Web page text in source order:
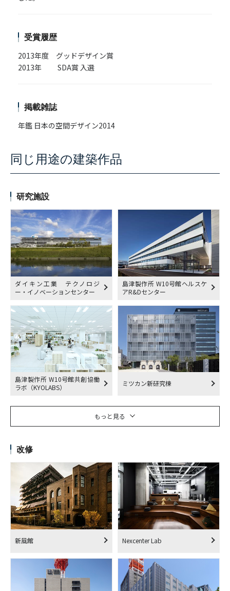
受賞履歴
2013年度 グッドデザイン賞
2013年 SDA賞 入選
掲載雑誌
年鑑 日本の空間デザイン2014
同じ用途の建築作品
研究施設
ダイキン工業 テクノロジ
ー・イノベーションセンター
島津製作所 W10号館ヘルスケ
アR&Dセンター
島津製作所 W10号館共創協働
ラボ（KYOLABS）
ミツカン新研究棟
もっと見る
改修
新風館 Nexcenter Lab